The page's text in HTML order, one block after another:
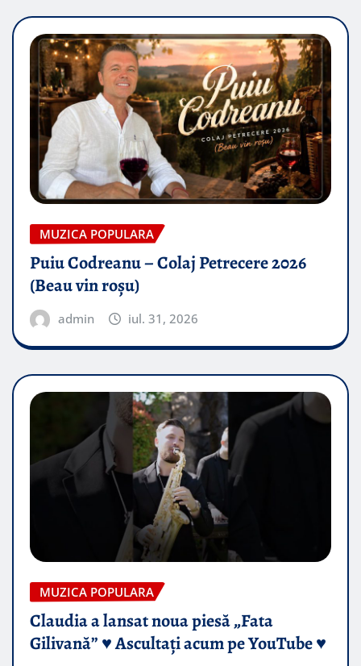
MUZICA POPULARA
Puiu Codreanu – Colaj Petrecere 2026
(Beau vin roșu)
admin iul. 31, 2026
MUZICA POPULARA
Claudia a lansat noua piesă „Fata
Gilivană” ♥️ Ascultați acum pe YouTube ♥️